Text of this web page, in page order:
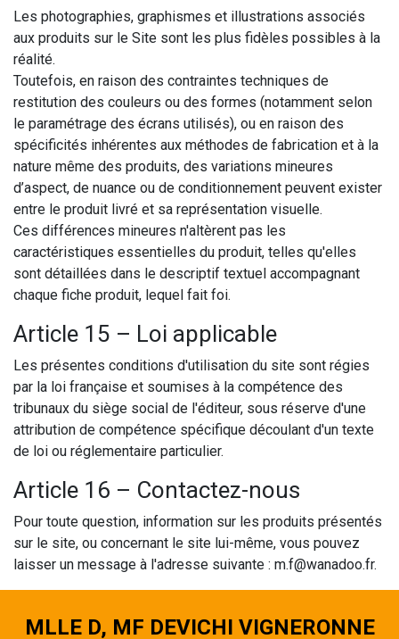
Les photographies, graphismes et illustrations associés
aux produits sur le Site sont les plus fidèles possibles à la
réalité.
Toutefois, en raison des contraintes techniques de
restitution des couleurs ou des formes (notamment selon
le paramétrage des écrans utilisés), ou en raison des
spécificités inhérentes aux méthodes de fabrication et à la
nature même des produits, des variations mineures
d’aspect, de nuance ou de conditionnement peuvent exister
entre le produit livré et sa représentation visuelle.
Ces différences mineures n'altèrent pas les
caractéristiques essentielles du produit, telles qu'elles
sont détaillées dans le descriptif textuel accompagnant
chaque fiche produit, lequel fait foi.
Article 15 – Loi applicable
Les présentes conditions d'utilisation du site sont régies
par la loi française et soumises à la compétence des
tribunaux du siège social de l'éditeur, sous réserve d'une
attribution de compétence spécifique découlant d'un texte
de loi ou réglementaire particulier.
Article 16 – Contactez-nous
Pour toute question, information sur les produits présentés
sur le site, ou concernant le site lui-même, vous pouvez
laisser un message à l'adresse suivante : m.f@wanadoo.fr.
MLLE D, MF DEVICHI VIGNERONNE